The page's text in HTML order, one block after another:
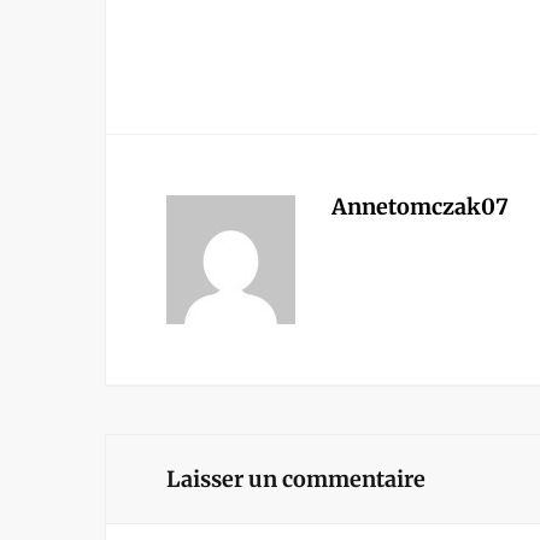
Annetomczak07
Laisser un commentaire